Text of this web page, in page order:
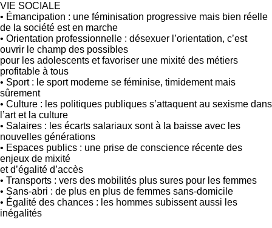
VIE SOCIALE
• Émancipation : une féminisation progressive mais bien réelle
de la société est en marche
• Orientation professionnelle : désexuer l’orientation, c’est
ouvrir le champ des possibles
pour les adolescents et favoriser une mixité des métiers
profitable à tous
• Sport : le sport moderne se féminise, timidement mais
sûrement
• Culture : les politiques publiques s’attaquent au sexisme dans
l’art et la culture
• Salaires : les écarts salariaux sont à la baisse avec les
nouvelles générations
• Espaces publics : une prise de conscience récente des
enjeux de mixité
et d’égalité d’accès
• Transports : vers des mobilités plus sures pour les femmes
• Sans-abri : de plus en plus de femmes sans-domicile
• Égalité des chances : les hommes subissent aussi les
inégalités